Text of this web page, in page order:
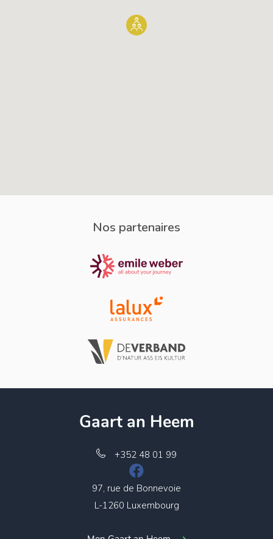
Nos partenaires
Gaart an Heem
+352 48 01 99
97, rue de Bonnevoie
L-1260 Luxembourg